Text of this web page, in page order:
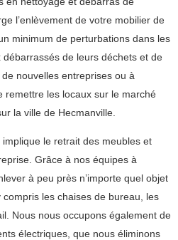
l’enlèvement de votre mobilier de
minimum de perturbations dans les
de leurs déchets et de
nouvelles entreprises ou à
remettre les locaux sur le marché
la ville de Hecmanville.
le retrait des meubles et
Grâce à nos équipes à
à peu près n’importe quel objet
compris les chaises de bureau, les
Nous nous occupons également de
électriques, que nous éliminons